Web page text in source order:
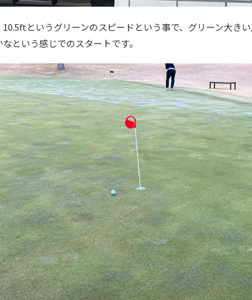
10.5ftというグリーンのスピードという事で、グリーン大きい
という感じでのスタートです。